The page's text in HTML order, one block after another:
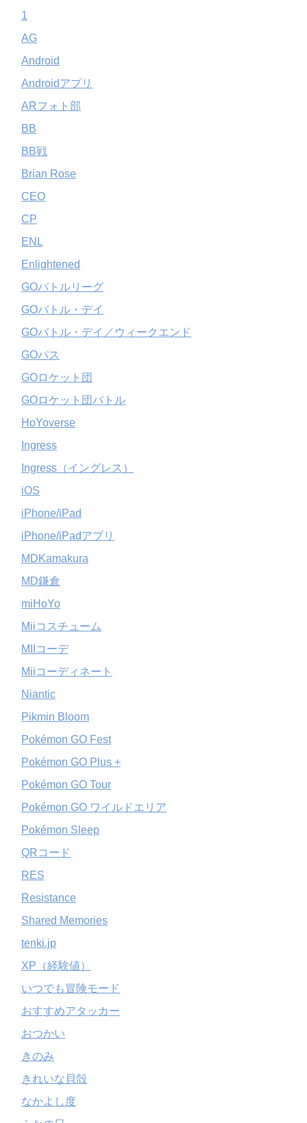
1
AG
Android
Androidアプリ
ARフォト部
BB
BB戦
Brian Rose
CEO
CP
ENL
Enlightened
GOバトルリーグ
GOバトル・デイ
GOバトル・デイ／ウィークエンド
GOパス
GOロケット団
GOロケット団バトル
HoYoverse
Ingress
Ingress（イングレス）
iOS
iPhone/iPad
iPhone/iPadアプリ
MDKamakura
MD鎌倉
miHoYo
Miiコスチューム
MIIコーデ
Miiコーディネート
Niantic
Pikmin Bloom
Pokémon GO Fest
Pokémon GO Plus +
Pokémon GO Tour
Pokémon GO ワイルドエリア
Pokémon Sleep
QRコード
RES
Resistance
Shared Memories
tenki.jp
XP（経験値）
いつでも冒険モード
おすすめアタッカー
おつかい
きのみ
きれいな貝殻
なかよし度